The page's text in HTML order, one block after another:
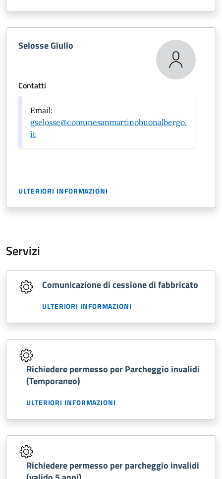
Selosse Giulio
Contatti
Email:
gselosse@comunesanmartinobuonalbergo.
it
ULTERIORI INFORMAZIONI
Servizi
Comunicazione di cessione di fabbricato
ULTERIORI INFORMAZIONI
Richiedere permesso per Parcheggio invalidi
(Temporaneo)
ULTERIORI INFORMAZIONI
Richiedere permesso per parcheggio invalidi